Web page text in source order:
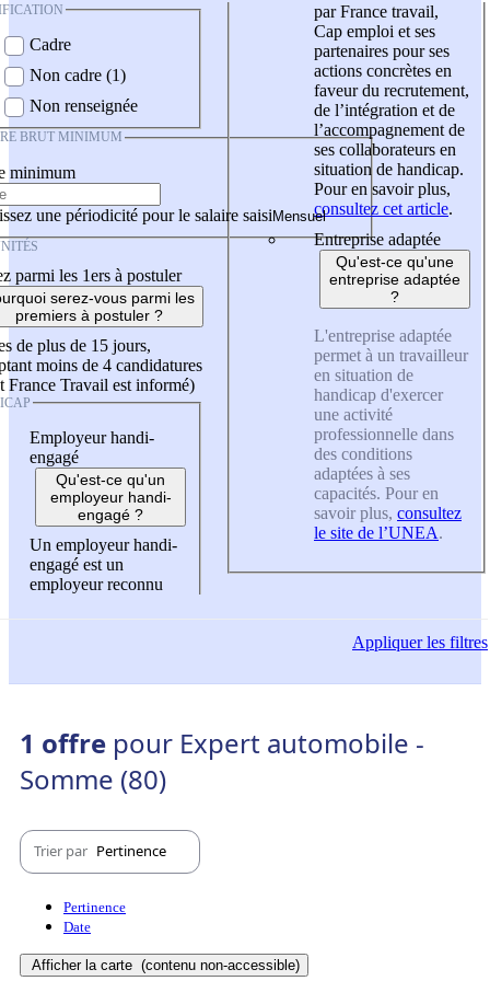
Cadre
Non cadre (1)
Non renseignée
BRUT MINIMUM
minimum
une périodicité pour le salaire saisi
parmi les 1ers à postuler
serez-vous parmi les
premiers à postuler ?
de plus de 15 jours,
moins de 4 candidatures
France Travail est informé)
Employeur handi-
engagé
Qu'est-ce qu'un
employeur handi-
engagé ?
Un employeur handi-
engagé est un
employeur reconnu
par France travail,
Cap emploi et ses
partenaires pour ses
actions concrètes en
faveur du recrutement,
de l’intégration et de
l’accompagnement de
ses collaborateurs en
situation de handicap.
Pour en savoir plus,
consultez cet article.
Entreprise adaptée
Qu'est-ce qu'une
entreprise adaptée
?
L'entreprise adaptée
permet à un travailleur
en situation de
handicap d'exercer
une activité
professionnelle dans
des conditions
adaptées à ses
capacités. Pour en
savoir plus, consultez
le site de l’UNEA.
Appliquerles filtres
1 offre pour Expert automobile -
Somme (80)
Trier par Pertinence
Pertinence
Date
Afficher la carte (contenu non-accessible)